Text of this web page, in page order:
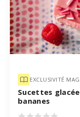
EXCLUSIVITÉ
Sucettes
bananes